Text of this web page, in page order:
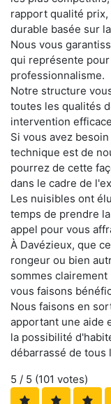
rapport qualité
durable basée sur
Nous vous
qui représente
professionnalisme.
Notre structure
toutes les qualités
intervention
Si vous avez
technique est de
pourrez de cette
dans le cadre de
Les nuisibles ont
temps de prendre
appel pour vous
À Davézieux, que
rongeur ou bien
sommes
vous faisons
Nous faisons en
apportant une aide
la possibilité
débarrassé de tous
5 / 5 (101 votes)